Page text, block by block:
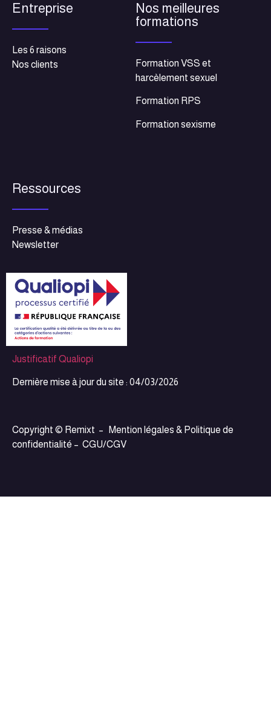
Entreprise
Les 6 raisons
Nos clients
Nos meilleures
formations
Formation VSS et
harcèlement sexuel
Formation RPS
Formation sexisme
Ressources
Presse & médias
Newsletter
Justificatif Qualiopi
Dernière mise à jour du site : 04/03/2026
Copyright © Remixt –
Mention légales & Politique de
confidentialité – CGU/CGV